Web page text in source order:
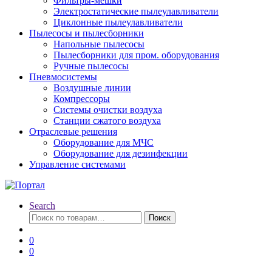
Электростатические пылеулавливатели
Циклонные пылеулавливатели
Пылесосы и пылесборники
Напольные пылесосы
Пылесборники для пром. оборудования
Ручные пылесосы
Пневмосистемы
Воздушные линии
Компрессоры
Системы очистки воздуха
Станции сжатого воздуха
Отраслевые решения
Оборудование для МЧС
Оборудование для дезинфекции
Управление системами
Search
Искать:
Поиск
0
0